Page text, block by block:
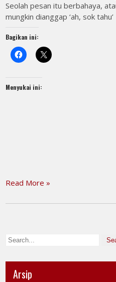
Seolah pesan itu berbahaya,
mungkin dianggap ‘ah, sok tahu’
Bagikan ini:
Menyukai ini:
Read More »
Arsip